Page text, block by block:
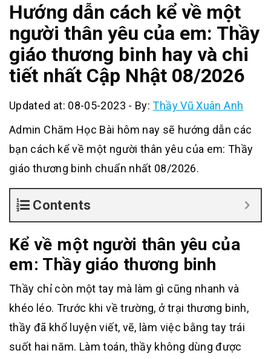
Hướng dẫn cách kể về một
người thân yêu của em: Thầy
giáo thương binh hay và chi
tiết nhất Cập Nhật 08/2026
Updated at: 08-05-2023 - By:Thầy Vũ Xuân Anh
Admin Chăm Học Bài hôm nay sẽ hướng dẫn các
bạn cách kể về một người thân yêu của em: Thầy
giáo thương binh chuẩn nhất 08/2026.
Contents
Kể về một người thân yêu của
em: Thầy giáo thương binh
Thầy chỉ còn một tay mà làm gì cũng nhanh và
khéo léo. Trước khi về trường, ở trại thương binh,
thầy đã khổ luyện viết, vẽ, làm việc bằng tay trái
suốt hai năm. Làm toán, thầy không dùng được